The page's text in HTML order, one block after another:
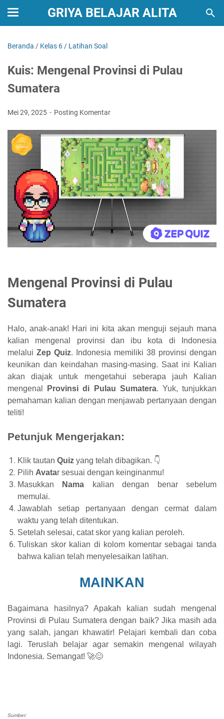
GRIYA BELAJAR ALITA
Beranda / Kelas 6 / Latihan Soal
Kuis: Mengenal Provinsi di Pulau
Sumatera
Mei 29, 2025 Posting Komentar
Mengenal Provinsi di Pulau
Sumatera
Halo, anak-anak! Hari ini kita akan menguji sejauh mana
kalian mengenal provinsi dan ibu kota di Indonesia
melalui Zep Quiz. Indonesia memiliki 38 provinsi dengan
keunikan dan keindahan masing-masing. Saat ini Kalian
akan diajak untuk mengetahui seberapa jauh Kalian
mengenal
Provinsi di Pulau Sumatera. Yuk, tunjukkan
pemahaman kalian dengan menjawab pertanyaan dengan
teliti!
Petunjuk Mengerjakan:
Klik tautan Quiz yang telah dibagikan. 👇
Pilih Avatar sesuai dengan keinginanmu!
Masukkan
Nama kalian dengan benar sebelum
memulai.
Jawablah setiap pertanyaan dengan cermat dalam
waktu yang telah ditentukan.
Setelah selesai, catat skor yang kalian peroleh.
Tuliskan skor kalian di kolom komentar sebagai tanda
bahwa kalian telah menyelesaikan latihan.
MAINKAN
Bagaimana hasilnya? Apakah kalian sudah mengenal
Provinsi di Pulau Sumatera dengan baik? Jika masih ada
yang salah, jangan khawatir! Pelajari kembali dan coba
lagi. Teruslah belajar agar semakin mengenal wilayah
Indonesia. Semangat! 🚀😊
Sumber: